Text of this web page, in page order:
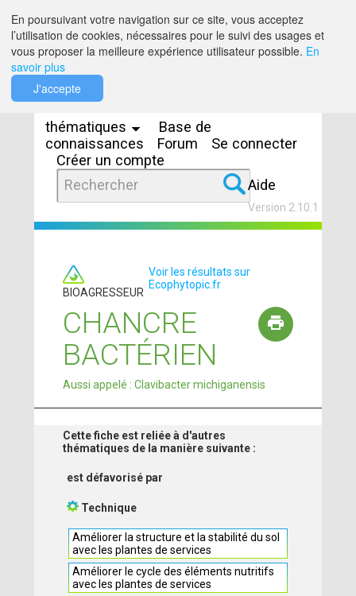
thématiques
Base de
connaissances
Forum
Se connecter
Créer un compte
Aide
Version 2.10.1
BIOAGRESSEUR
Voir les résultats sur
Ecophytopic.fr
CHANCRE
BACTÉRIEN
Aussi appelé : Clavibacter michiganensis
Cette fiche est reliée à d'autres
thématiques de la manière suivante :
est défavorisé par
Technique
Améliorer la structure et la stabilité du sol
avec les plantes de services
Améliorer le cycle des éléments nutritifs
avec les plantes de services
En poursuivant votre navigation sur ce site, vous acceptez
l’utilisation de cookies, nécessaires pour le suivi des usages et
vous proposer la meilleure expérience utilisateur possible. En
savoir plus
J'accepte